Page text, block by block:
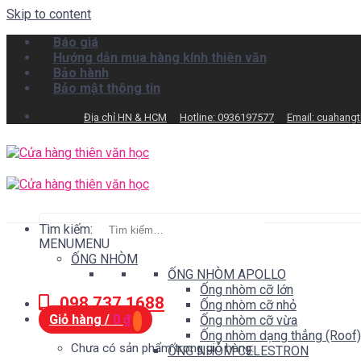
Skip to content
Báo giá
Hướng dẫn mua hàng kính thiên văn
Bảo hành
Bảo mật thông tin
Địa chỉ HN & HCM Hotline: 0936197577 Email:
Tìm kiếm:
098.737.1688
Giỏ hàng / 0 ₫
Chưa có sản phẩm trong giỏ hàng.
MENUMENU
ỐNG NHÒM
ỐNG NHÒM APOLLO
Ống nhòm cỡ lớn
Ống nhòm cỡ nhỏ
Ống nhòm cỡ vừa
Ống nhòm dạng thẳng (Roof)
ỐNG NHÒM CELESTRON